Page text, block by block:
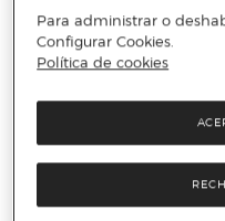
Para administrar o
Configurar Cookies.
Política de cookies